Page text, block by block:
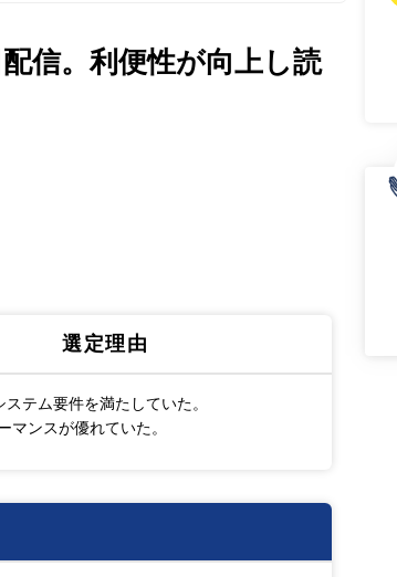
信。利便性が向上し読
選定理由
テム要件を満たしていた。
マンスが優れていた。